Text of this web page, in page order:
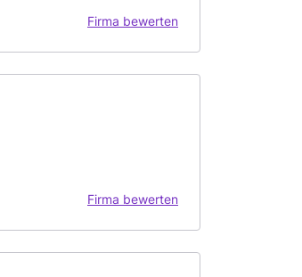
Firma bewerten
Firma bewerten